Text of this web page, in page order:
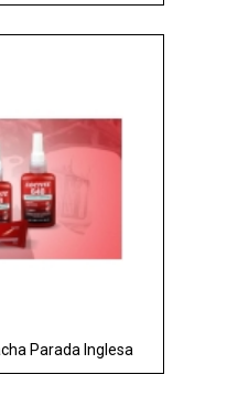
Parada Inglesa